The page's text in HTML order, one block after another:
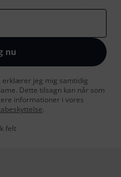
nu
erklærer jeg mig samtidig
Dette tilsagn kan når som
informationer i vores
.
felt